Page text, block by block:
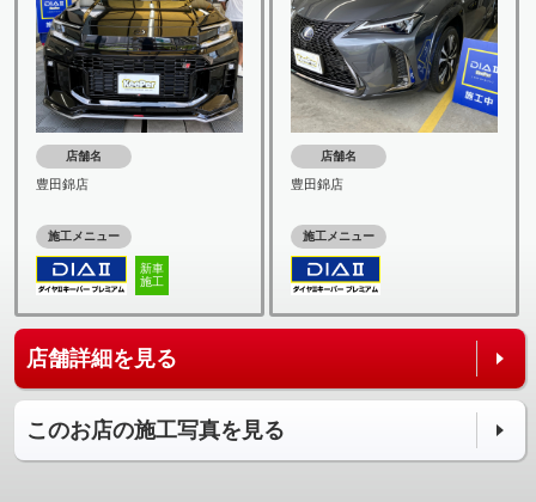
店舗名
豊田錦店
施工メニュー
新車
施工
店舗名
豊田錦店
施工メニュー
店舗詳細を見る
このお店の施工写真を見る